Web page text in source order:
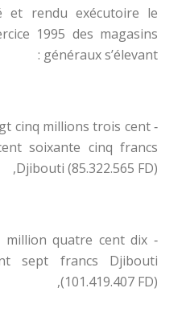
et rendu exécutoire le
1995 des magasins
généraux s’élevant :
cinq millions trois cent
soixante cinq francs
Djibouti (85.322.565 FD),
million quatre cent dix
sept francs Djibouti
(101.419.407 FD),